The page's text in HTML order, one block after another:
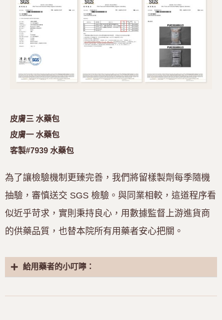
皮膚三 水藥包
皮膚一 水藥包
客製#7939 水藥包
為了讓檢驗機制更臻完善，我們將留樣製劑每季隨機
抽驗，審慎送交 SGS 檢驗。與同業相較，這道程序看
似近乎苛求，實則秉持良心，用數據監督上游進貨商
的供藥品質，也替本院所有用藥者安心把關。
給用藥者的小叮嚀：